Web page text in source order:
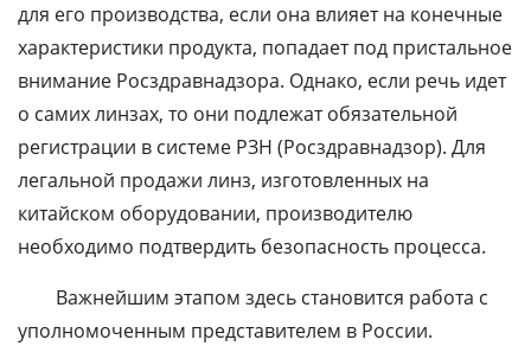
для его производства, если она влияет на конечные
характеристики продукта, попадает под пристальное
внимание Росздравнадзора. Однако, если речь идет
о самих линзах, то они подлежат обязательной
регистрации в системе РЗН (Росздравнадзор). Для
легальной продажи линз, изготовленных на
китайском оборудовании, производителю
необходимо подтвердить безопасность процесса.
Важнейшим этапом здесь становится работа с
уполномоченным представителем в России.